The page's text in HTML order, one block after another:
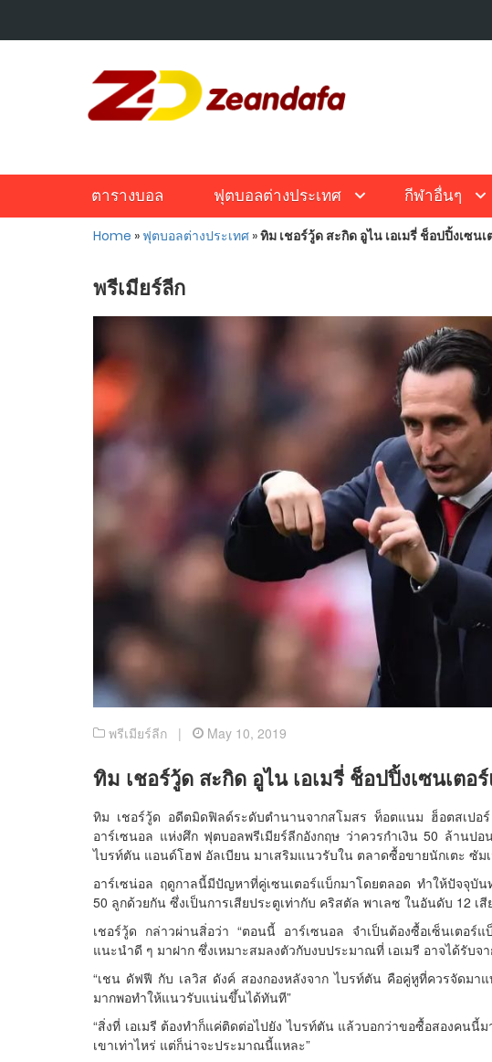
ตารางบอล ฟุตบอลต่างประเทศ กีฬาอื่นๆ
Home » ฟุตบอลต่างประเทศ »ทิม เชอร์วู้ด สะกิด อูไน เอเมรี่ ช็อปปิ้งเซน
พรีเมียร์ลีก
พรีเมียร์ลีก | May 10, 2019
ทิม เชอร์วู้ด สะกิด อูไน เอเมรี่ ช็อปปิ้งเซนเตอ
ทิม เชอร์วู้ด อดีตมิดฟิลด์ระดับตำนานจากสโมสร ท็อตแนม ฮ็อตสเปอ
อาร์เซนอล แห่งศึก ฟุตบอลพรีเมียร์ลีกอังกฤษ ว่าควรกำเงิน 50 ล้าน
ไบรท์ตัน แอนด์โฮฟ อัลเบียน มาเสริมแนวรับใน ตลาดซื้อขายนักเตะ ซัม
อาร์เซน่อล ฤดูกาลนี้มีปัญหาที่คู่เซนเตอร์แบ็กมาโดยตลอด ทำให้ปัจจุบั
50 ลูกด้วยกัน ซึ่งเป็นการเสียประตูเท่ากับ คริสตัล พาเลซ ในอันดับ 12 เสี
เชอร์วู้ด กล่าวผ่านสิ่อว่า “ตอนนี้ อาร์เซนอล จำเป็นต้องซื้อเซ็นเตอร์
แนะนำดี ๆ มาฝาก ซึ่งเหมาะสมลงตัวกับงบประมาณที่ เอเมรี อาจได้รับจา
“เชน ดัฟฟี กับ เลวิส ดังค์ สองกองหลังจาก ไบรท์ตัน คือคู่หูที่ควรจัดมา
มากพอทำให้แนวรับแน่นขึ้นได้ทันที”
“สิ่งที่ เอเมรี ต้องทำก็แค่ติดต่อไปยัง ไบรท์ตัน แล้วบอกว่าขอซื้อสองคน
เขาเท่าไหร่ แต่ก็น่าจะประมาณนี้แหละ”